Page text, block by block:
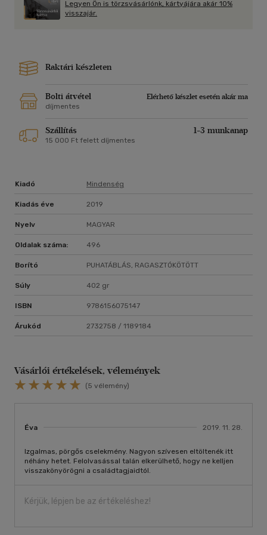
bizalomról, összefogásról, a lelkek fényes és árnyas oldaláról.
A Sorsfészek a sorsodat hívja életre!
Legyen Ön is törzsvásárlónk, kártyájára akár 10%
visszajár.
Raktári készleten
Bolti átvétel
Elérhető készlet esetén akár ma
díjmentes
Szállítás 1-3 munkanap
15 000 Ft felett díjmentes
Kiadó Mindenség
Kiadás éve 2019
Nyelv MAGYAR
Oldalak száma: 496
Borító PUHATÁBLÁS, RAGASZTÓKÖTÖTT
Súly 402 gr
ISBN 9786156075147
Árukód 2732758 / 1189184
Vásárlói értékelések, vélemények
(5 vélemény)
Éva 2019. 11. 28.
Izgalmas, pörgős cselekmény. Nagyon szívesen eltöltenék itt
néhány hetet. Felolvasással talán elkerülhető, hogy ne kelljen
visszakönyörögni a családtagjaidtól.
Kérjük, lépjen be az értékeléshez!